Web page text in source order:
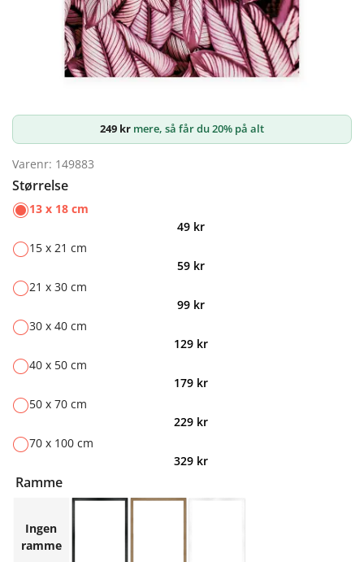
249 kr mere, så får du 20% på alt
Varenr: 149883
Størrelse
13 x 18 cm
49 kr
15 x 21 cm
59 kr
21 x 30 cm
99 kr
30 x 40 cm
129 kr
40 x 50 cm
179 kr
50 x 70 cm
229 kr
70 x 100 cm
329 kr
Ramme
Ingen
ramme